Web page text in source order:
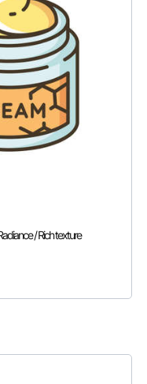
/ Rich texture